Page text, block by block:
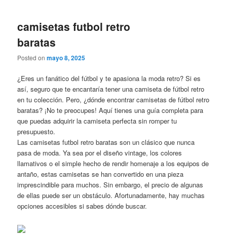
camisetas futbol retro
baratas
Posted onmayo 8, 2025
¿Eres un fanático del fútbol y te apasiona la moda retro? Si es
así, seguro que te encantaría tener una camiseta de fútbol retro
en tu colección. Pero, ¿dónde encontrar camisetas de fútbol retro
baratas? ¡No te preocupes! Aquí tienes una guía completa para
que puedas adquirir la camiseta perfecta sin romper tu
presupuesto.
Las camisetas futbol retro baratas son un clásico que nunca
pasa de moda. Ya sea por el diseño vintage, los colores
llamativos o el simple hecho de rendir homenaje a los equipos de
antaño, estas camisetas se han convertido en una pieza
imprescindible para muchos. Sin embargo, el precio de algunas
de ellas puede ser un obstáculo. Afortunadamente, hay muchas
opciones accesibles si sabes dónde buscar.